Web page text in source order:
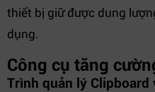
thiết bị giữ được dung
dụng.
Công cụ tăng
Trình quản lý Clipboard